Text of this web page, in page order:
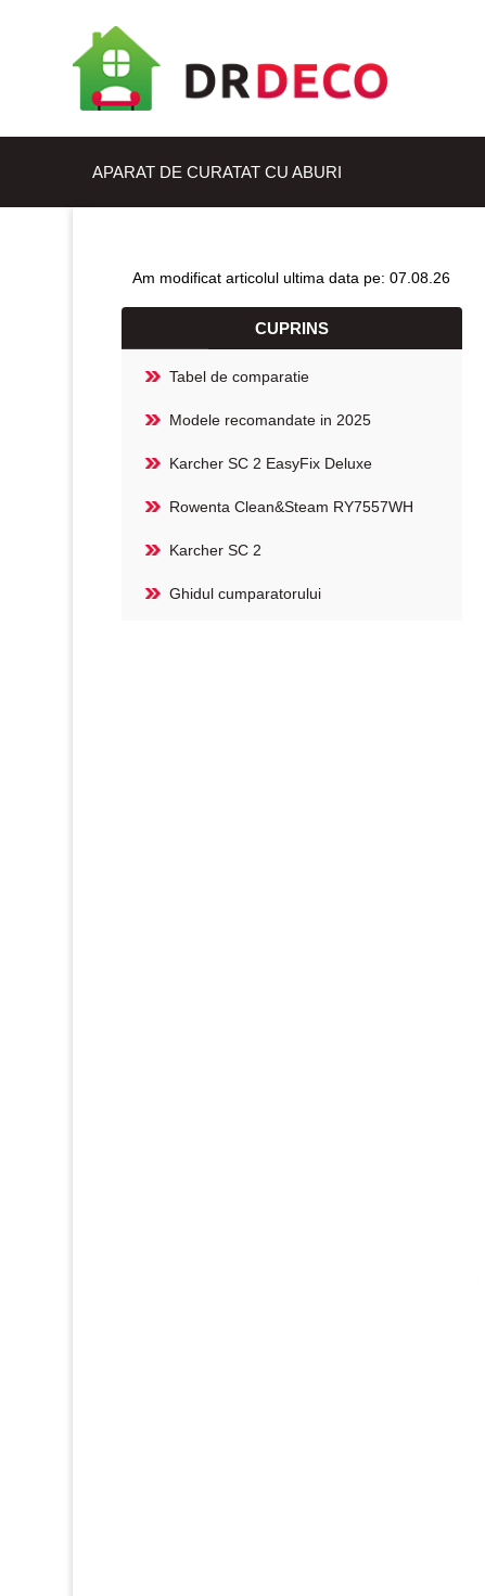
APARAT DE CURATAT CU ABURI
Am modificat articolul ultima data pe: 07.08.26
CUPRINS
Tabel de comparatie
Modele recomandate in 2025
Karcher SC 2 EasyFix Deluxe
Rowenta Clean&Steam RY7557WH
Karcher SC 2
Ghidul cumparatorului